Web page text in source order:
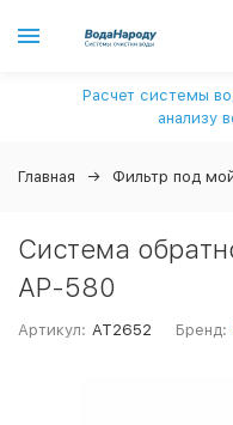
Расчет системы
анализу
Главная Фильтр под
Система
AP-580
Артикул: AT2652 Бренд: